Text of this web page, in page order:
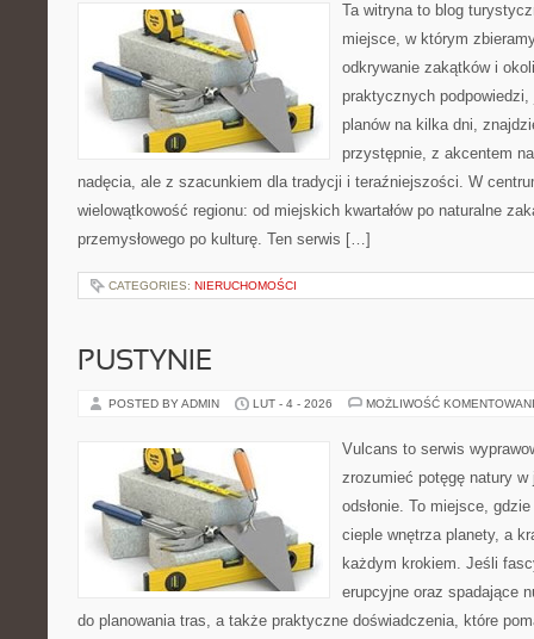
Ta witryna to blog
miejsce, w którym
odkrywanie zakątków i
praktycznych
planów na kilka dni,
przystępnie, z akcentem
nadęcia, ale z szacunkiem dla tradycji i teraźniejszości. W
wielowątkowość regionu: od miejskich kwartałów po naturalne
przemysłowego po kulturę. Ten serwis […]
CATEGORIES: NIERUCHOMOŚCI
PUSTYNIE
POSTED BY ADMIN LUT - 4 - 2026 MOŻLIWOŚĆ
Vulcans to serwis
zrozumieć potęgę natury
odsłonie. To miejsce,
cieple wnętrza planety, a
każdym krokiem. Jeśli
erupcyjne oraz spadające
do planowania tras, a także praktyczne doświadczenia, które